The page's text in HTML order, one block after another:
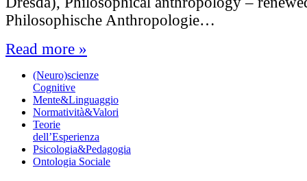
Philosophische Anthropologie…
Read more »
(Neuro)scienze
Cognitive
Mente&Linguaggio
Normatività&Valori
Teorie
dell’Esperienza
Psicologia&Pedagogia
Ontologia Sociale